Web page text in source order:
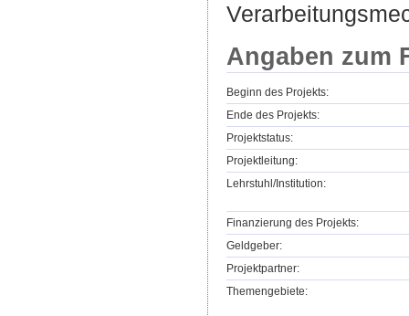
Angaben zum
Beginn des Projekts:
Ende des Projekts:
Projektstatus:
Projektleitung:
Lehrstuhl/Institution:
Finanzierung des Projekts:
Geldgeber:
Projektpartner:
Themengebiete: